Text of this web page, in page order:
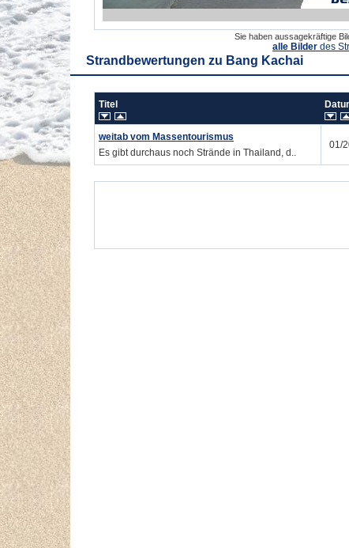
Sie haben aussagekräftige
alle Bilder des
Strandbewertungen zu Bang Kachai
Titel
weitab vom Massentourismus
Es gibt durchaus noch Strände in Thailand, d..
01/